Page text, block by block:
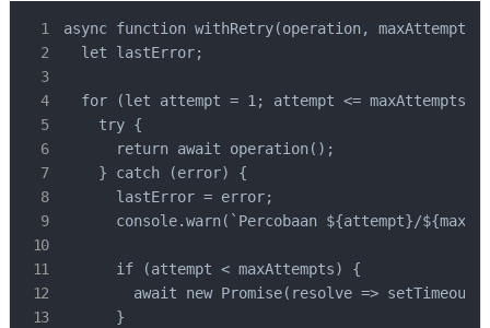
async function withRetry(operation, maxAttempts
  let lastError;
for (let attempt = 1; attempt <= maxAttempts;
    try {
      return await operation();
    } catch (error) {
      lastError = error;
console.warn(`Percobaan ${attempt}/
      if (attempt < maxAttempts) {
await new Promise(resolve =>
      }